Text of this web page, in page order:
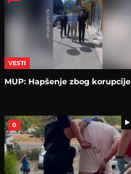
VESTI
MUP: Hapšenje zbog korupcije
0